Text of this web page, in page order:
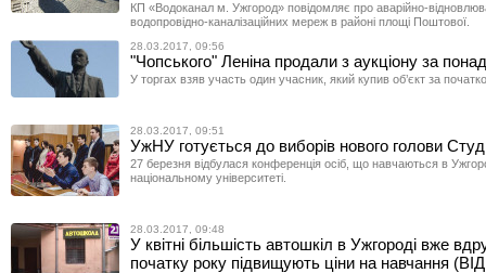
КП «Водоканал м. Ужгород» повідомляє про аварійно-
водопровідно-каналізаційних мереж в районі площі Поштової.
28.03.2017, 09:56
"Чопського" Леніна продали з аукціону за
У торгах взяв участь один учасник, який купив об’єкт за
28.03.2017, 09:51
УжНУ готується до виборів нового голови
27 березня відбулася конференція осіб, що навчаються в
національному університеті.
28.03.2017, 09:48
У квітні більшість автошкіл в Ужгороді вже
початку року підвищують ціни на навчання